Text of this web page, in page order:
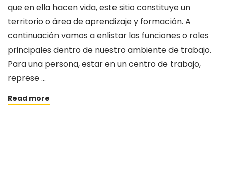
que en ella hacen vida, este sitio constituye un
territorio o área de aprendizaje y formación. A
continuación vamos a enlistar las funciones o roles
principales dentro de nuestro ambiente de trabajo.
Para una persona, estar en un centro de trabajo,
represe …
Read more